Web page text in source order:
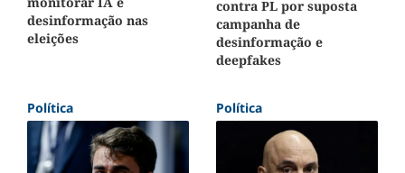
desinformação nas
eleições
contra PL por suposta
campanha de
desinformação e
deepfakes
Política Política